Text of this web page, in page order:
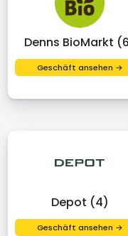
Denns BioMarkt
Geschäft ansehen →
Depot (4)
Geschäft ansehen →